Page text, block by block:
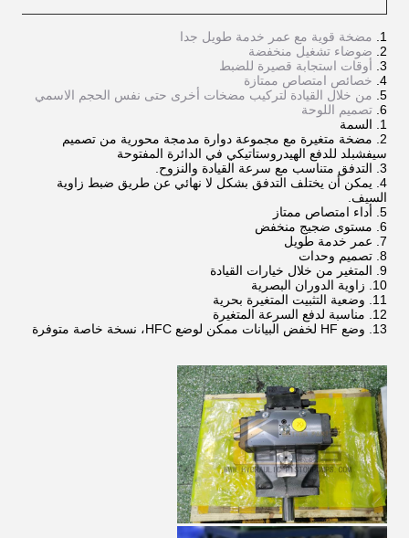
مضخة قوية مع عمر خدمة طويل جدا
ضوضاء تشغيل منخفضة
أوقات استجابة قصيرة للضبط
خصائص امتصاص ممتازة
من خلال القيادة لتركيب مضخات أخرى حتى نفس الحجم الاسمي
تصميم اللوحة
السمة
مضخة متغيرة مع مجموعة دوارة مدمجة محورية من تصميم
سيفشبلد للدفع الهيدروستاتيكي في الدائرة المفتوحة
التدفق متناسب مع سرعة القيادة والنزوح.
يمكن أن يختلف التدفق بشكل لا نهائي عن طريق ضبط زاوية
السيف.
أداء امتصاص ممتاز
مستوى ضجيج منخفض
عمر خدمة طويل
تصميم وحدات
المتغير من خلال خيارات القيادة
زاوية الدوران البصرية
وضعية التثبيت المتغيرة بحرية
مناسبة لدفع السرعة المتغيرة
وضع HF لخفض البيانات ممكن لوضع HFC، نسخة خاصة متوفرة